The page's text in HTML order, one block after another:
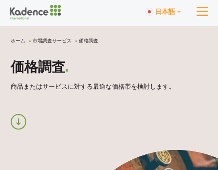
日本語
ホーム 市場調査サービス 価格調査
価格調査.
商品またはサービスに対する最適な価格帯を検討します。